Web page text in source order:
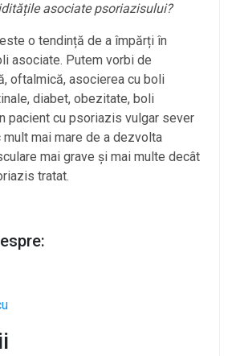
asociate psoriazisului?
o tendință de a împărți în
asociate. Putem vorbi de
oftalmică, asocierea cu boli
diabet, obezitate, boli
pacient cu psoriazis vulgar sever
mult mai mare de a dezvolta
mai grave și mai multe decât
tratat.